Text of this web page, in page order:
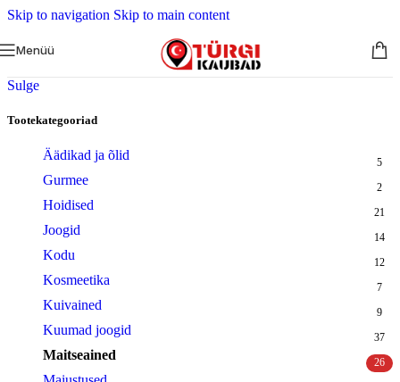
Skip to navigation Skip to main content
Menüü
Sulge
Tootekategooriad
Äädikad ja õlid 5
Gurmee 2
Hoidised 21
Joogid 14
Kodu 12
Kosmeetika 7
Kuivained 9
Kuumad joogid 37
Maitseained 26